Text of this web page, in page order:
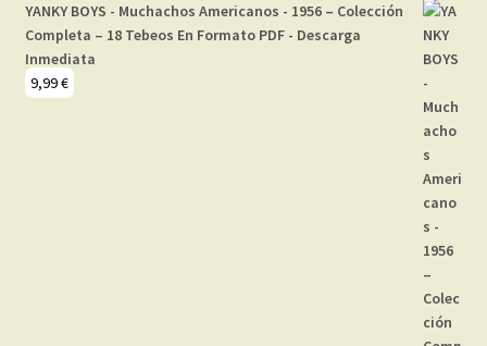
YANKY BOYS - Muchachos Americanos - 1956 – Colección
Completa – 18 Tebeos En Formato PDF - Descarga
Inmediata
9,99€